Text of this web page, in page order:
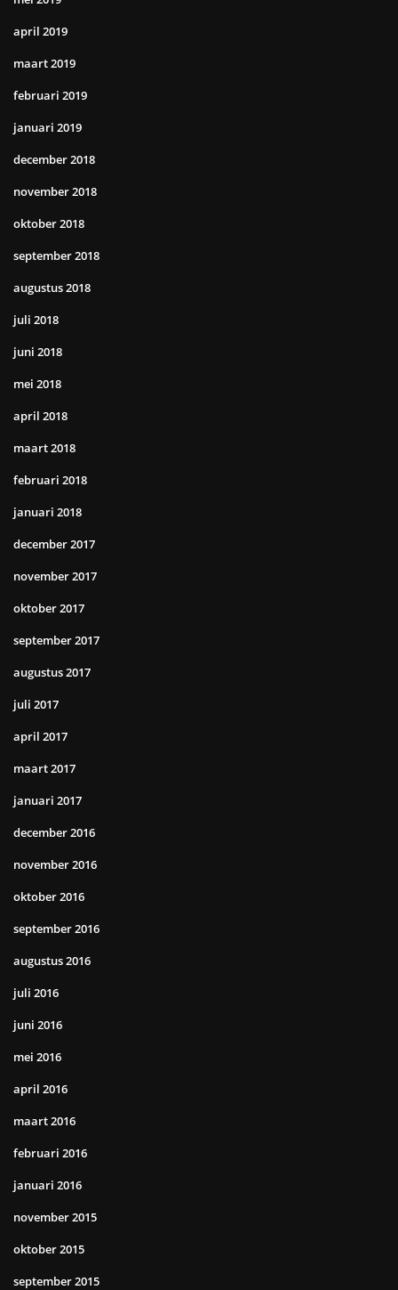
april 2019
maart 2019
februari 2019
januari 2019
december 2018
november 2018
oktober 2018
september 2018
augustus 2018
juli 2018
juni 2018
mei 2018
april 2018
maart 2018
februari 2018
januari 2018
december 2017
november 2017
oktober 2017
september 2017
augustus 2017
juli 2017
april 2017
maart 2017
januari 2017
december 2016
november 2016
oktober 2016
september 2016
augustus 2016
juli 2016
juni 2016
mei 2016
april 2016
maart 2016
februari 2016
januari 2016
november 2015
oktober 2015
september 2015